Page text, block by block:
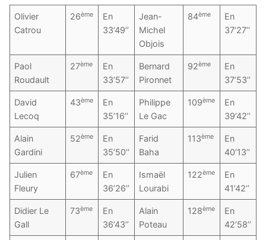
Olivier
Catrou
26ème
En
33’49’’
Jean-
Michel
Objois
84ème
En
37’27’’
Paol
Roudault
27ème
En
33’57’’
Bernard
Pironnet
92ème
En
37’53’’
David
Lecoq
43ème
En
35’16’’
Philippe
Le Gac
109ème
En
39’42’’
Alain
Gardini
52ème
En
35’50’’
Farid
Baha
113ème
En
40’13’’
Julien
Fleury
67ème
En
36’26’’
Ismaël
Lourabi
122ème
En
41’42’’
Didier Le
Gall
73ème
En
36’43’’
Alain
Poteau
128ème
En
42’58’’